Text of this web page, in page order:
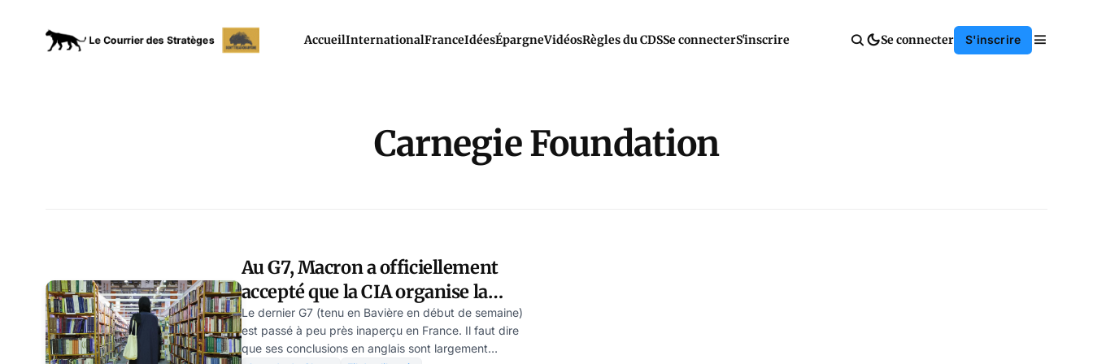
AccueilInternationalFranceIdéesÉpargneVidéosRègles du CDSSe connecterS'inscrire Se connecter S'inscrire
Carnegie Foundation
Au G7, Macron a officiellement
accepté que la CIA organise la
propagande occidentale en Europe
Le dernier G7 (tenu en Bavière en début de semaine)
est passé à peu près inaperçu en France. Il faut dire
que ses conclusions en anglais sont largement